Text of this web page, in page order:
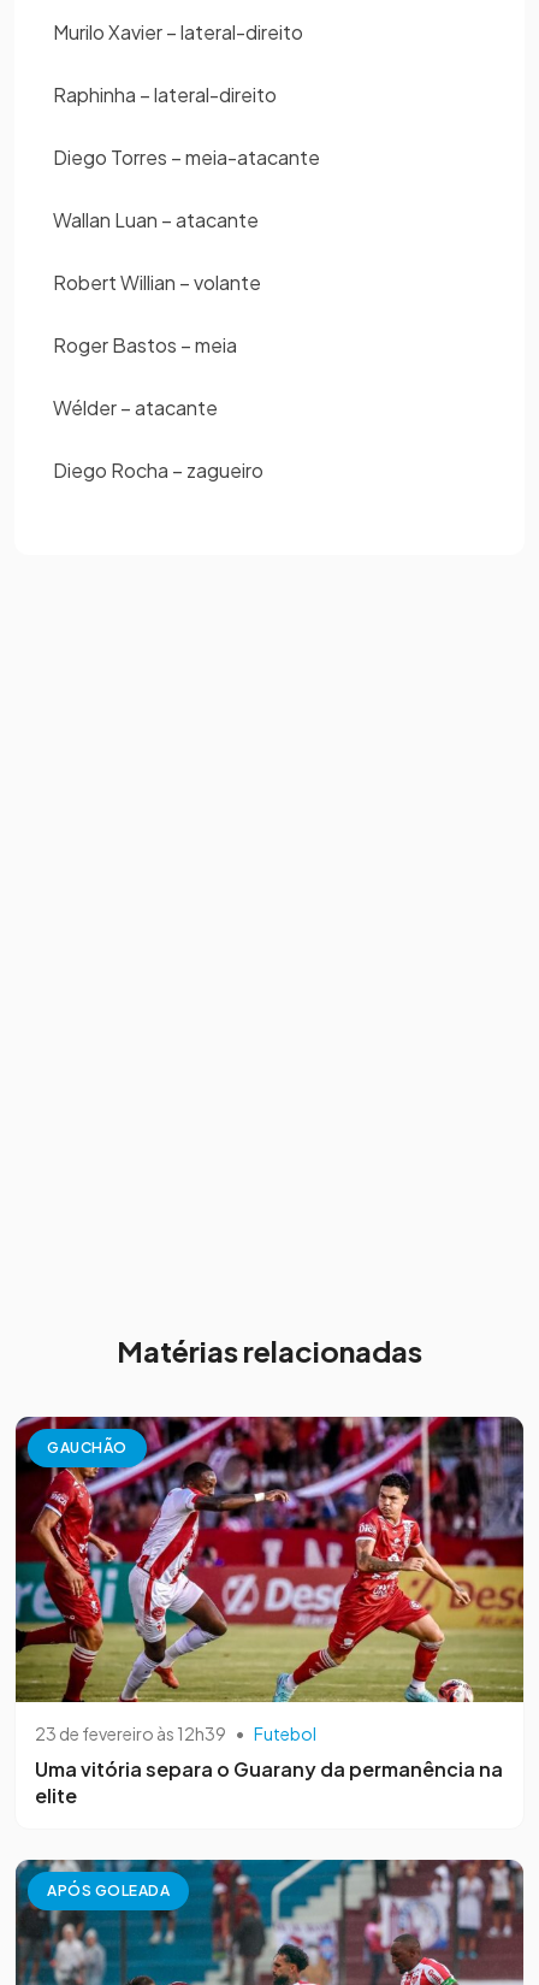
Murilo Xavier – lateral-direito
Raphinha – lateral-direito
Diego Torres – meia-atacante
Wallan Luan – atacante
Robert Willian – volante
Roger Bastos – meia
Wélder – atacante
Diego Rocha – zagueiro
Matérias relacionadas
GAUCHÃO
23 de fevereiro às 12h39 • Futebol
Uma vitória separa o Guarany da permanência na
elite
APÓS GOLEADA